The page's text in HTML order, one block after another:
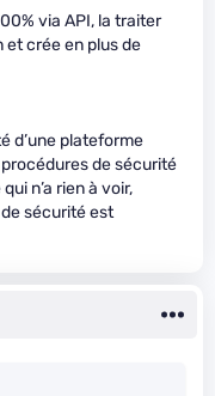
via API, la traiter
et crée en plus de
d’une plateforme
de sécurité
n’a rien à voir,
sécurité est